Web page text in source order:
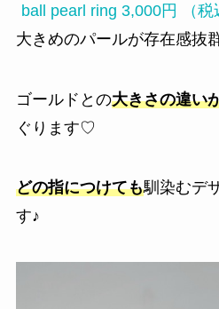
ball pearl ring 3,000円 （税
大きめのパールが存在感抜
ゴールドとの大きさの違い
ぐります♡
どの指につけても馴染むデ
す♪